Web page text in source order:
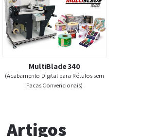
LabelFinish Batida
(Corte de Batida e Acabamento de
Rótulos até 40 m/min)